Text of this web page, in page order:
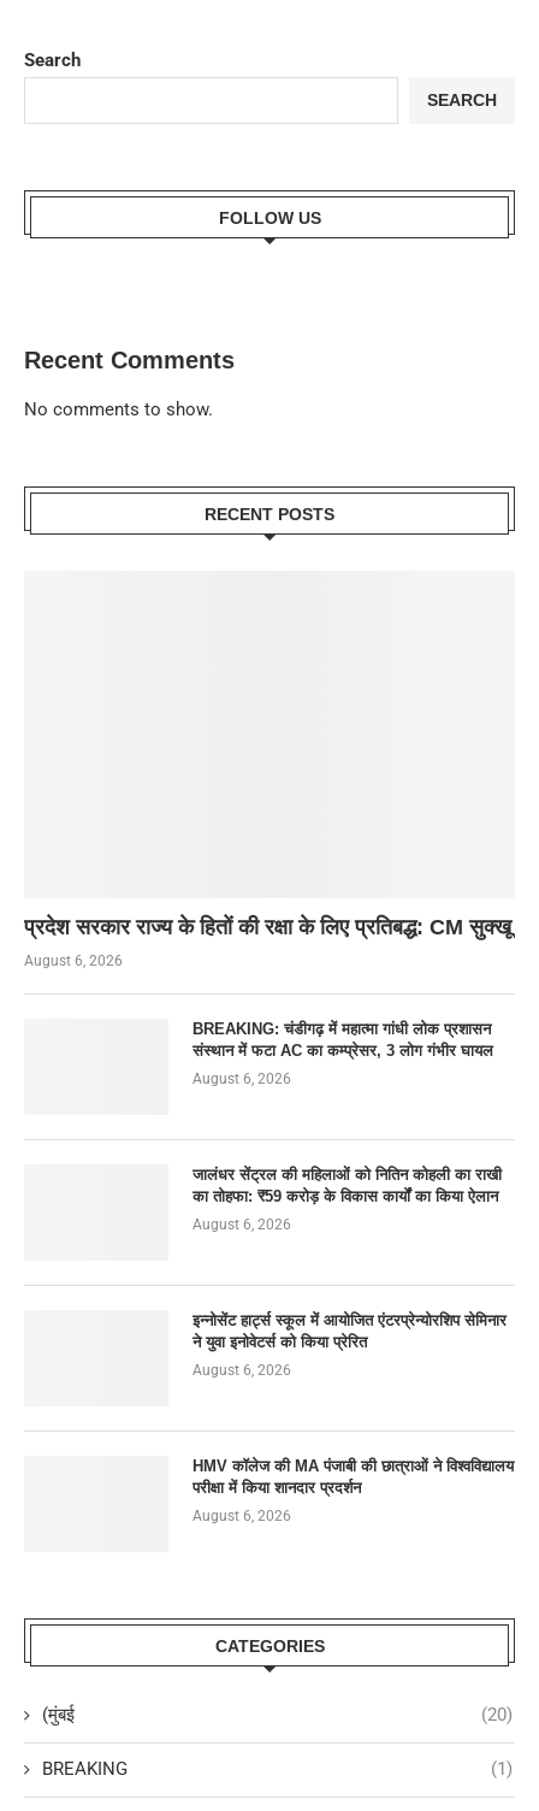
Search
SEARCH
FOLLOW US
Recent Comments
No comments to show.
RECENT POSTS
प्रदेश सरकार राज्य के हितों की रक्षा के लिए प्रतिबद्ध: CM सुक्खू
August 6, 2026
BREAKING: चंडीगढ़ में महात्मा गांधी लोक प्रशासन
संस्थान में फटा AC का कम्प्रेसर, 3 लोग गंभीर घायल
August 6, 2026
जालंधर सेंट्रल की महिलाओं को नितिन कोहली का राखी
का तोहफा: ₹59 करोड़ के विकास कार्यों का किया ऐलान
August 6, 2026
इन्नोसेंट हार्ट्स स्कूल में आयोजित एंटरप्रेन्योरशिप सेमिनार
ने युवा इनोवेटर्स को किया प्रेरित
August 6, 2026
HMV कॉलेज की MA पंजाबी की छात्राओं ने विश्वविद्यालय
परीक्षा में किया शानदार प्रदर्शन
August 6, 2026
CATEGORIES
(मुंबई (20)
BREAKING (1)